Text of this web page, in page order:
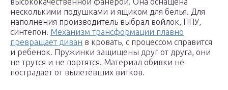
несколькими подушками и ящиком для белья. Для
наполнения производитель выбрал войлок, ППУ,
синтепон. Механизм трансформации плавно
превращает диван в кровать, с процессом справится
и ребенок. Пружинки защищены друг от друга, они
не трутся и не портятся. Материал обивки не
пострадает от вылетевших витков.